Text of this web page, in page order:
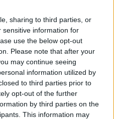
sharing to third parties, or
sensitive information for
use the below opt-out
Please note that after your
may continue seeing
information utilized by
to third parties prior to
opt-out of the further
by third parties on the
This information may
met achterstand:
uitgelegd: voor
in Mark van